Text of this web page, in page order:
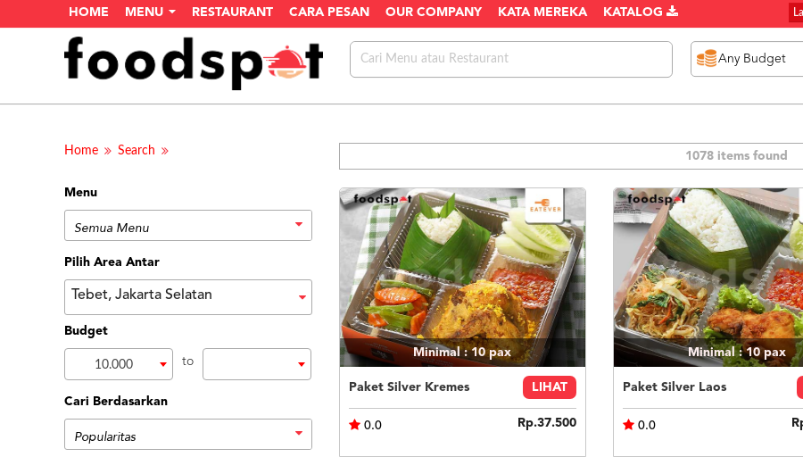
HOME MENU RESTAURANT CARA PESAN OUR COMPANY KATA MEREKA KATALOG
Home Search
Menu
Pilih Area Antar
Tebet, Jakarta Selatan
Budget
10.000 to
Cari Berdasarkan
1078 items found
Minimal : 10pax
Paket Silver Kremes LIHAT
0.0 Rp.37.500
Minimal : 10pax
Paket Silver Laos
0.0